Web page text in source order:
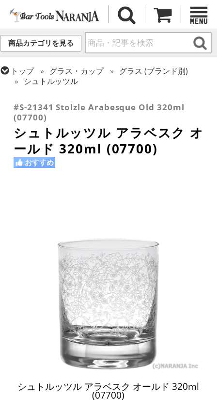
商品カテゴリを見る
トップ グラス・カップ
グラス (ブランド別)
シュトルッツル
ロックグラス
#S-21341 Stolzle Arabesque Old 320ml
(07700)
シュトルッツル アラベスク オ
ールド 320ml (07700)
おすすめ
シュトルッツル アラベスク オールド 320ml
(07700)